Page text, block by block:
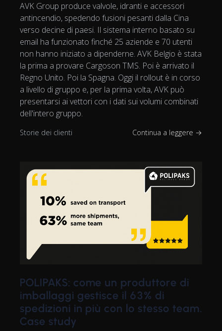
AVK Group produce valvole, idranti e accessori
antincendio, spedendo fusioni pesanti dalla Cina
verso decine di paesi. Il sistema interno basato su
email ha funzionato finché 25 aziende e 70 utenti
non hanno iniziato a dipenderne. AVK Belgio è stata
la prima a provare Cargoson TMS. Poi è arrivato il
Regno Unito. Poi la Spagna. Oggi il rollout è in corso
a livello di gruppo e, per la prima volta, AVK può
presentarsi ai vettori con i dati sui volumi combinati
dell'intero gruppo.
Storie dei clienti Continua a leggere →
POLIPAKS: come un produttore di
imballaggi gestisce il 63% di
spedizioni in più con lo stesso team.
Case study